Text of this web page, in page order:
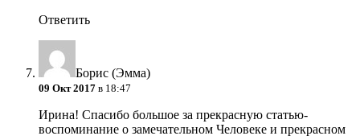
Ответить
Борис (Эмма)
09 Окт 2017 в 18:47
Ирина! Спасибо большое за прекрасную статью-
воспоминание о замечательном Человеке и прекрасном